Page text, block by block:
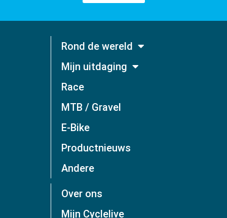
Rond de wereld
Mijn uitdaging
Race
MTB / Gravel
E-Bike
Productnieuws
Andere
Over ons
Mijn Cyclelive